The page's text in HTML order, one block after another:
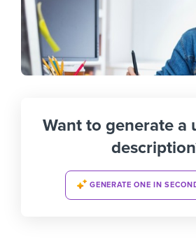
Want to generate a
GENERATE ONE IN